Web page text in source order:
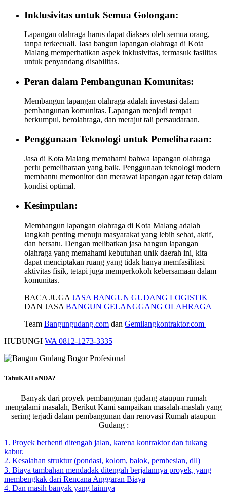
Inklusivitas untuk Semua Golongan:
Lapangan olahraga harus dapat diakses oleh semua orang,
tanpa terkecuali. Jasa bangun lapangan olahraga di Kota
Malang memperhatikan aspek inklusivitas, termasuk fasilitas
untuk penyandang disabilitas.
Peran dalam Pembangunan Komunitas:
Membangun lapangan olahraga adalah investasi dalam
pembangunan komunitas. Lapangan menjadi tempat
berkumpul, berolahraga, dan merajut tali persaudaraan.
Penggunaan Teknologi untuk Pemeliharaan:
Jasa di Kota Malang memahami bahwa lapangan olahraga
perlu pemeliharaan yang baik. Penggunaan teknologi modern
membantu memonitor dan merawat lapangan agar tetap dalam
kondisi optimal.
Kesimpulan:
Membangun lapangan olahraga di Kota Malang adalah
langkah penting menuju masyarakat yang lebih sehat, aktif,
dan bersatu. Dengan melibatkan jasa bangun lapangan
olahraga yang memahami kebutuhan unik daerah ini, kita
dapat menciptakan ruang yang tidak hanya memfasilitasi
aktivitas fisik, tetapi juga memperkokoh kebersamaan dalam
komunitas.
BACA JUGA JASA BANGUN GUDANG LOGISTIK
DAN JASA BANGUN GELANGGANG OLAHRAGA
Team Bangungudang.com dan Gemilangkontraktor.com
HUBUNGI WA 0812-1273-3335
TahuKAH aNDA?
Banyak dari proyek pembangunan gudang ataupun rumah
mengalami masalah, Berikut Kami sampaikan masalah-maslah yang
sering terjadi dalam pembangunan dan renovasi Rumah ataupun
Gudang :
1. Proyek berhenti ditengah jalan, karena kontraktor dan tukang
kabur.
2. Kesalahan struktur (pondasi, kolom, balok, pembesian, dll)
3. Biaya tambahan mendadak ditengah berjalannya proyek, yang
membengkak dari Rencana Anggaran Biaya
4. Dan masih banyak yang lainnya